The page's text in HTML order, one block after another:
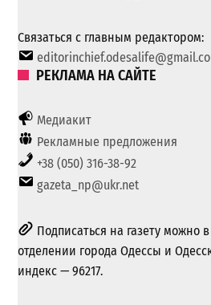
Связаться с главным редактором:
РЕКЛАМА НА САЙТЕ
Медиакит
Рекламные предложения
+38 (050) 316-38-92
gazeta_np@ukr.net
Подписаться на газету можно
отделении города Одессы и
индекс — 96217.